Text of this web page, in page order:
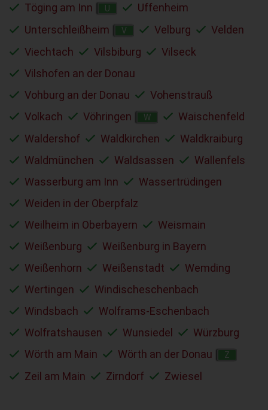
Töging am Inn
U
Uffenheim
Unterschleißheim
V Velburg
Velden
Viechtach
Vilsbiburg
Vilseck
Vilshofen an der Donau
Vohburg an der Donau
Vohenstrauß
Volkach
Vöhringen W
Waischenfeld
Waldershof
Waldkirchen
Waldkraiburg
Waldmünchen
Waldsassen
Wallenfels
Wasserburg am Inn
Wassertrüdingen
Weiden in der Oberpfalz
Weilheim in Oberbayern
Weismain
Weißenburg
Weißenburg in Bayern
Weißenhorn
Weißenstadt
Wemding
Wertingen
Windischeschenbach
Windsbach
Wolframs-Eschenbach
Wolfratshausen
Wunsiedel
Würzburg
Wörth am Main
Wörth an der Donau Z
Zeil am Main Zirndorf Zwiesel